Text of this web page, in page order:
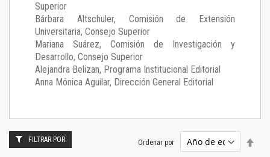
Superior
Bárbara Altschuler, Comisión de Extensión
Universitaria, Consejo Superior
Mariana Suárez, Comisión de Investigación y
Desarrollo, Consejo Superior
Alejandra Belizan, Programa Institucional Editorial
Anna Mónica Aguilar, Dirección General Editorial
Ordenar por
FILTRAR POR